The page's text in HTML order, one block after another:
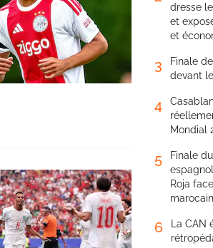
dresse
et
et
3
Finale
devant
4
Mondial
5
Finale
Roja
6
La